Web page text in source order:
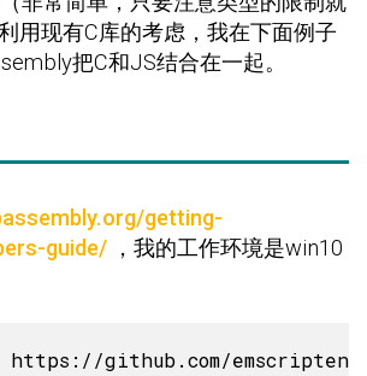
用现有C库的考虑，我在下面例子
把C和JS结合在一起。
getting-
guide/ ，我的工作环境是win10
github.com/emscripten-